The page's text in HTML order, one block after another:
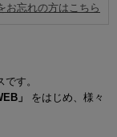
お忘れの方はこちら
す。
」 をはじめ、様々